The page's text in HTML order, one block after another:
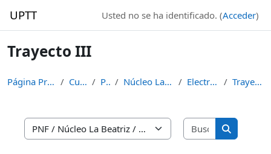
UPTT Usted no se ha identificado. (Acceder)
Trayecto III
Página Principal Cursos PNF Núcleo La Beatriz Electricidad Trayecto III
Categorías
Buscar
Buscar